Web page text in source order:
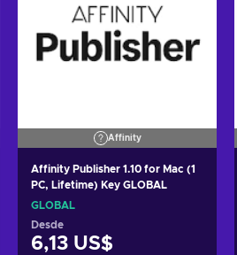
Affinity
Affinity Publisher 1.10 for Mac (1
PC, Lifetime) Key GLOBAL
GLOBAL
Desde
6,13 US$